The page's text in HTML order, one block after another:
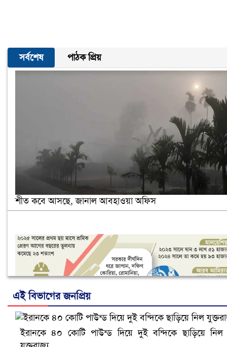
সর্বশেষ পাঠক প্রিয়
শীত কবে আসছে, জানাল আবহাওয়া অফিস
এই বিভাগের জনপ্রিয়
ইরানকে ৪০ কোটি পাউন্ড দিয়ে দুই বন্দিকে ছাড়িয়ে নিল